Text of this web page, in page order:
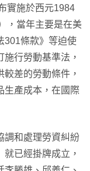
實施於西元1984
，當年主要是在美
301條款》等迫使
行勞動基準法，
差的勞動條件，
生產成本，在國際
調和處理勞資糾紛
已經掛牌成立，